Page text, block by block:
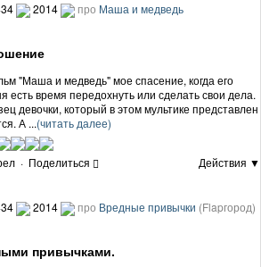
2014 про Маша и медведь
"Маша и медведь" мое спасение, когда его
есть время передохнуть или сделать свои дела.
девочки, который в этом мультике представлен
А ...(читать далее)
· Поделиться
Действия ▼
2014 про Вредные привычки (Flapгород)
привычками.